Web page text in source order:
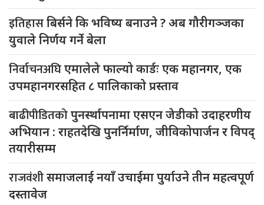
इतिहासबिर्सने कि भविष्य बनाउने ? अब गौरीगञ्जका
युवाले निर्णय गर्ने बेला
निर्वाचनअघिएमालेले फाल्यो कार्डः एक महानगर, एक
उपमहानगरसहित ८ पालिकाको प्रस्ताव
बाढीपीडितकोपुनर्स्थापनामा एसएन जेडीको उदाहरणीय
अभियान : राहतदेखि पुनर्निर्माण, जीविकोपार्जन र विपद्
तयारीसम्म
राजवंशीसमाजलाई नयाँ उचाईमा पुर्याउने तीन महत्वपूर्ण
दस्तावेज